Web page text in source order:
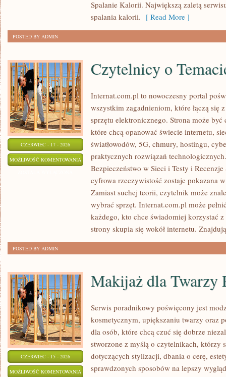
Spalanie Kalorii. Największą zaletą
spalania kalorii. [ Read More ]
POSTED BY ADMIN
CZERWIEC - 17 - 2026
MOŻLIWOŚĆ KOMENTOWANIA CZYTELNICY
TEMACIE
Czytelnicy o
Internat.com.pl to nowoczesny portal
wszystkim zagadnieniom, które łączą się
sprzętu elektronicznego. Strona może
które chcą opanować świecie internetu,
światłowodów, 5G, chmury, hostingu,
praktycznych rozwiązań
Bezpieczeństwo w Sieci i Testy i
cyfrowa rzeczywistość zostaje pokazana
Zamiast suchej teorii, czytelnik może
wybrać sprzęt. Internat.com.pl może
każdego, kto chce świadomiej korzystać
strony skupia się wokół internetu.
POSTED BY ADMIN
CZERWIEC - 15 - 2026
MOŻLIWOŚĆ KOMENTOWANIA MAKIJAŻ
Makijaż dla Twarzy
Serwis poradnikowy poświęcony jest
kosmetycznym, upiększaniu twarzy oraz
dla osób, które chcą czuć się dobrze
stworzone z myślą o czytelnikach, którzy
dotyczących stylizacji, dbania o cerę,
sprawdzonych sposobów na lepszy